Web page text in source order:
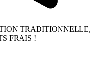
TRADITIONNELLE,
FRAIS !